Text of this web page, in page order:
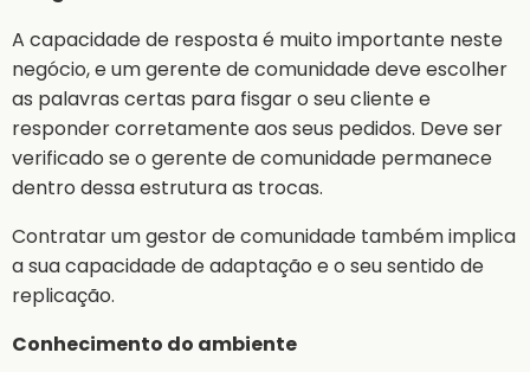
A capacidade de resposta é muito importante neste
negócio, e um gerente de comunidade deve escolher
as palavras certas para fisgar o seu cliente e
responder corretamente aos seus pedidos. Deve ser
verificado se o gerente de comunidade permanece
dentro dessa estrutura as trocas.
Contratar um gestor de comunidade também implica
a sua capacidade de adaptação e o seu sentido de
replicação.
Conhecimento do ambiente